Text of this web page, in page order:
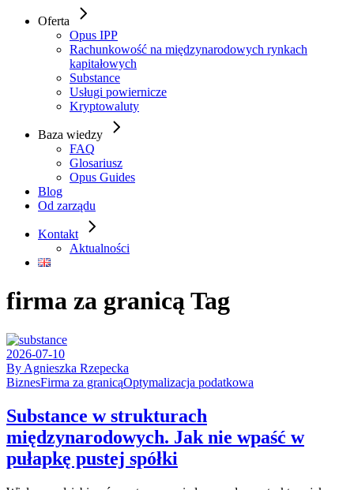
Oferta
Opus IPP
Rachunkowość na międzynarodowych rynkach
kapitałowych
Substance
Usługi powiernicze
Kryptowaluty
Baza wiedzy
FAQ
Glosariusz
Opus Guides
Blog
Od zarządu
Kontakt
Aktualności
firma za granicą Tag
2026-07-10
By Agnieszka Rzepecka
BiznesFirma za granicąOptymalizacja podatkowa
Substance w strukturach
międzynarodowych. Jak nie wpaść w
pułapkę pustej spółki